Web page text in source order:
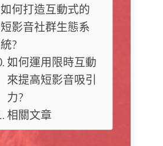
如何打造互動式的
短影音社群生態系
統?
如何運用限時互動
來提高短影音吸引
力?
相關文章